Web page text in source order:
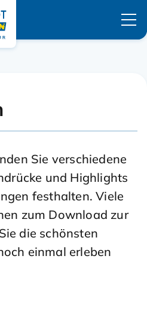
Sie verschiedene
und Highlights
festhalten. Viele
zum Download zur
die schönsten
einmal erleben